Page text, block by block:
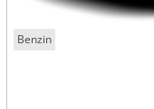
Benzin